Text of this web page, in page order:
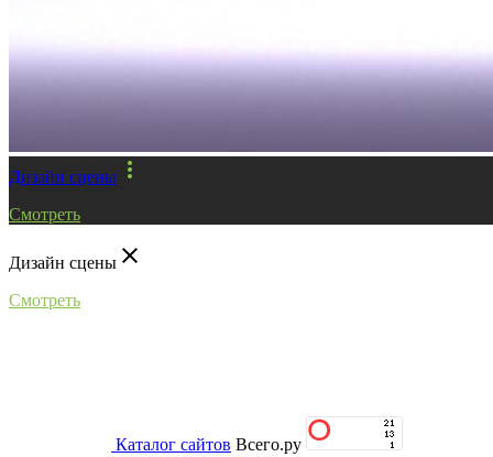
Дизайн сцены more_vert
Смотреть
Дизайн сцены close
Смотреть
Каталог сайтов Всего.ру